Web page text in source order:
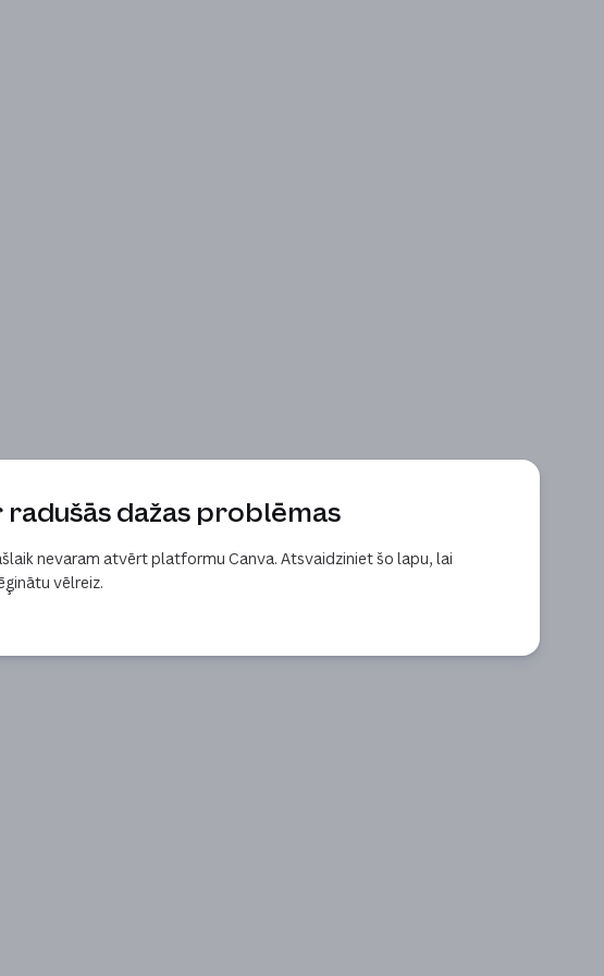
radušās dažas problēmas
nevaram atvērt platformu Canva. Atsvaidziniet šo lapu, lai
vēlreiz.